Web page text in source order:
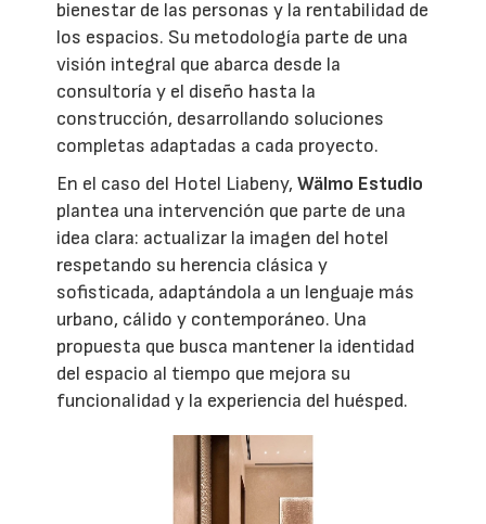
bienestar de las personas y la rentabilidad de
los espacios. Su metodología parte de una
visión integral que abarca desde la
consultoría y el diseño hasta la
construcción, desarrollando soluciones
completas adaptadas a cada proyecto.
En el caso del Hotel Liabeny,Wälmo Estudio
plantea una intervención que parte de una
idea clara: actualizar la imagen del hotel
respetando su herencia clásica y
sofisticada, adaptándola a un lenguaje más
urbano, cálido y contemporáneo. Una
propuesta que busca mantener la identidad
del espacio al tiempo que mejora su
funcionalidad y la experiencia del huésped.